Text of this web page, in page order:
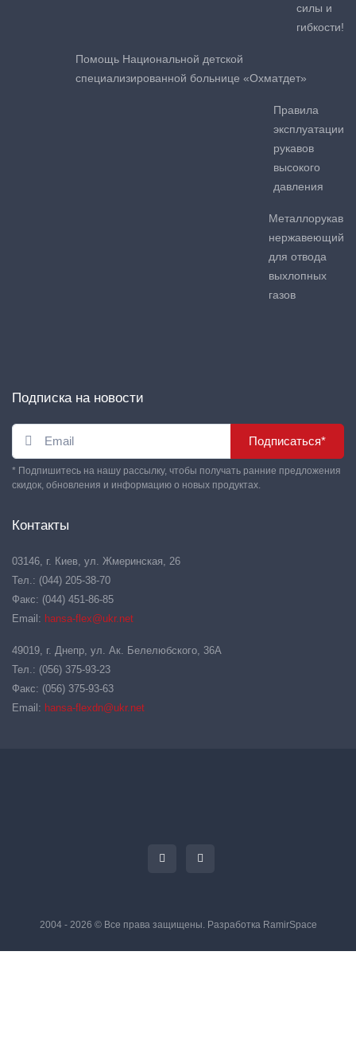
силы и
гибкости!
Помощь Национальной детской
специализированной больнице «Охматдет»
Правила
эксплуатации
рукавов
высокого
давления
Металлорукав
нержавеющий
для отвода
выхлопных
газов
Подписка на новости
Подписаться*
* Подпишитесь на нашу рассылку, чтобы получать ранние предложения
скидок, обновления и информацию о новых продуктах.
Контакты
03146, г. Киев, ул. Жмеринская, 26
Тел.: (044) 205-38-70
Факс: (044) 451-86-85
Email: hansa-flex@ukr.net
49019, г. Днепр, ул. Ак. Белелюбского, 36А
Тел.: (056) 375-93-23
Факс: (056) 375-93-63
Email: hansa-flexdn@ukr.net
2004 - 2026 © Все права защищены. Разработка RamirSpace